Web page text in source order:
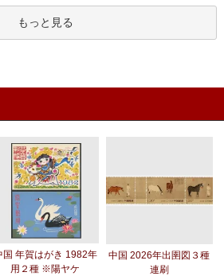
もっと見る
国 年賀はがき 1982年
用２種 ※陽ヤケ
中国 2026年出圉図３種
連刷